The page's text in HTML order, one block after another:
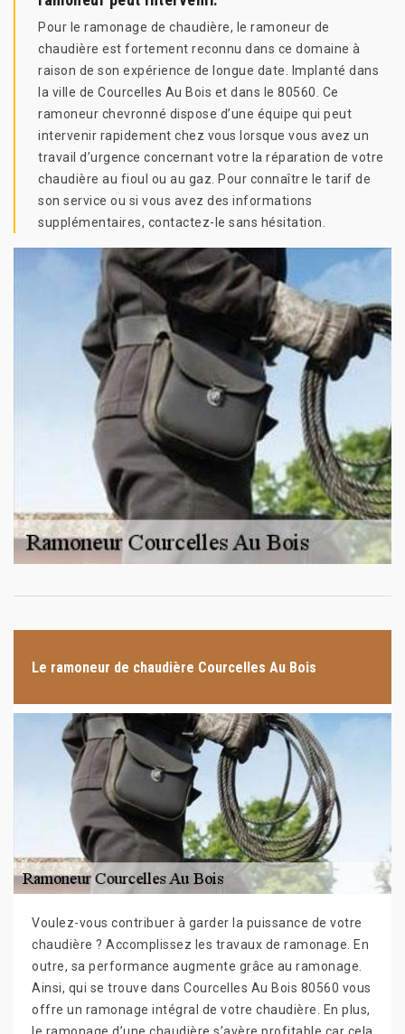
Pour le ramonage de chaudière, le ramoneur de
chaudière est fortement reconnu dans ce domaine à
raison de son expérience de longue date. Implanté dans
la ville de Courcelles Au Bois et dans le 80560. Ce
ramoneur chevronné dispose d’une équipe qui peut
intervenir rapidement chez vous lorsque vous avez un
travail d’urgence concernant votre la réparation de votre
chaudière au fioul ou au gaz. Pour connaître le tarif de
son service ou si vous avez des informations
supplémentaires, contactez-le sans hésitation.
Le ramoneur de chaudière Courcelles Au Bois
Voulez-vous contribuer à garder la puissance de votre
chaudière ? Accomplissez les travaux de ramonage. En
outre, sa performance augmente grâce au ramonage.
Ainsi, qui se trouve dans Courcelles Au Bois 80560 vous
offre un ramonage intégral de votre chaudière. En plus,